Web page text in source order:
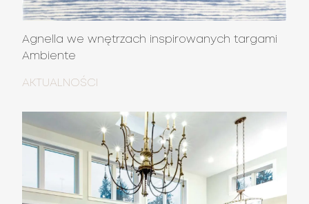
Agnella we wnętrzach inspirowanych targami
Ambiente
AKTUALNOŚCI